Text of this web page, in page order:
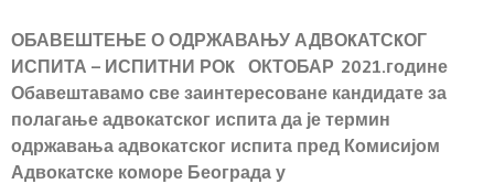
ОБАВЕШТЕЊЕ О ОДРЖАВАЊУ АДВОKАТСKОГ
ИСПИТА – ИСПИТНИ РОK ОКТОБАР 2021.године
Обавештавамо све заинтересоване кандидате за
полагање адвокатског испита да је термин
одржавања адвокатског испита пред Комисијом
Адвокатске коморе Београда у